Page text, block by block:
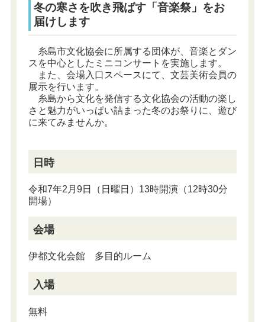
冬の寒さを吹き飛ばす「音楽祭」をお
届けします
糸島市文化協会に所属する団体が、音楽とダン
スを中心としたミニコンサートを実施します。
また、会場入口スペースにて、文芸美術会員の
展示を行います。
糸島から文化を発信する文化協会の活動の楽し
さと魅力がいっぱい詰まった冬のお祭りに、遊び
に来てみませんか。
日時
令和7年2月9日（日曜日）13時開演（12時30分
開場）
会場
伊都文化会館 多目的ルーム
入場
無料